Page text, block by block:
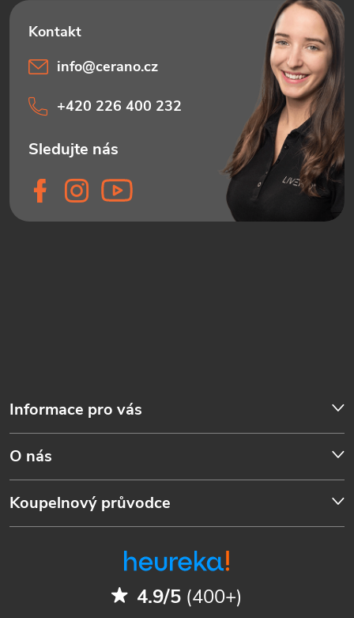
Informace pro vás
O nás
Koupelnový průvodce
info@cerano.cz
+420 226 400 232
4.9/5 (400+)